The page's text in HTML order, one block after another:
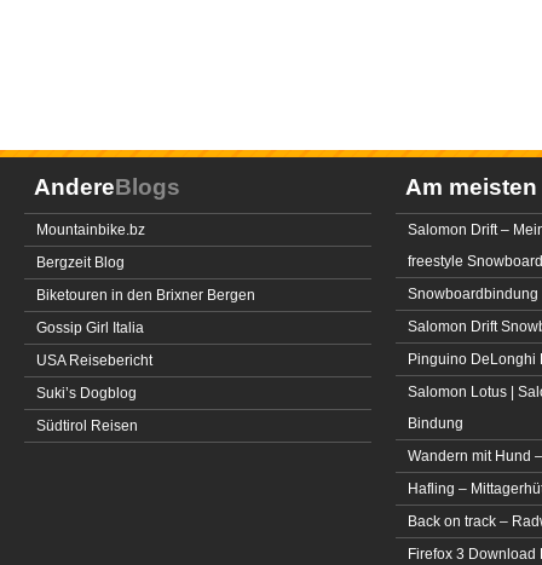
AndereBlogs
Mountainbike.bz
Bergzeit Blog
Biketouren in den Brixner Bergen
Gossip Girl Italia
USA Reisebericht
Suki’s Dogblog
Südtirol Reisen
Am meisten
Salomon Drift –
freestyle Snowboard
Snowboardbindung
Salomon Drift
Pinguino DeLonghi
Salomon Lotus |
Bindung
Wandern mit Hund
Hafling –
Back on track –
Firefox 3 Download